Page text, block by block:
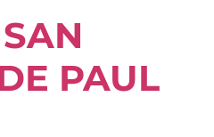
PAUL